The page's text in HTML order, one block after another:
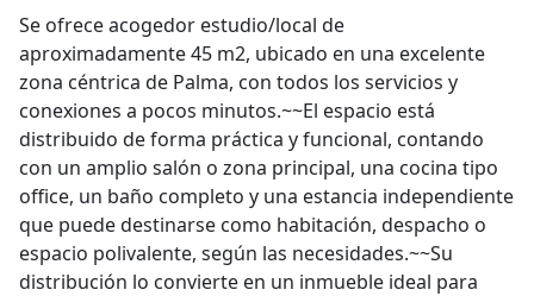
Se ofrece acogedor estudio/local de
aproximadamente 45 m2, ubicado en una excelente
zona céntrica de Palma, con todos los servicios y
conexiones a pocos minutos.~~El espacio está
distribuido de forma práctica y funcional, contando
con un amplio salón o zona principal, una cocina tipo
office, un baño completo y una estancia independiente
que puede destinarse como habitación, despacho o
espacio polivalente, según las necesidades.~~Su
distribución lo convierte en un inmueble ideal para